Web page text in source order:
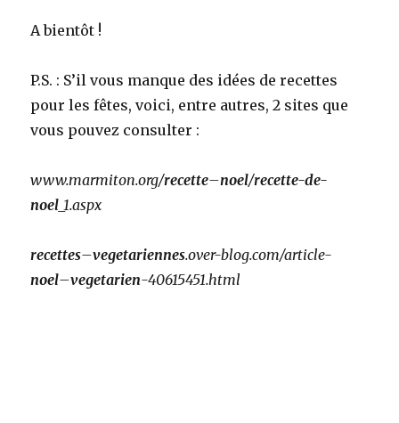
A bientôt !
P.S. : S’il vous manque des idées de recettes
pour les fêtes, voici, entre autres, 2 sites que
vous pouvez consulter :
www.marmiton.org/recette–noel/recette-de-
noel _1.aspx
recettes–vegetariennes.over-blog.com/article-
noel–vegetarien-40615451.html